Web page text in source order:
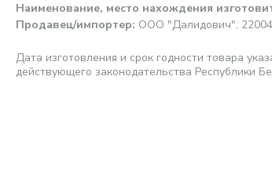
Наименование, место нахождения
Продавец/импортер: ООО "Далидович",
Дата изготовления и срок годности товара
действующего законодательства Республики